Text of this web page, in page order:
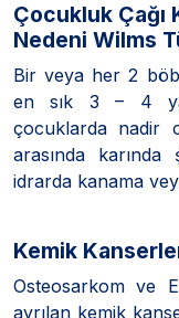
Çocukluk Çağı
Nedeni Wilms
Bir veya her 2
en sık 3 – 4
çocuklarda nadir
arasında karında
idrarda kanama
Kemik
Osteosarkom ve
ayrılan kemik